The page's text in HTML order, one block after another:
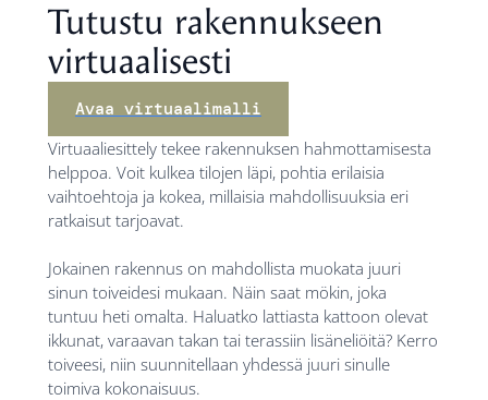
Tutustu rakennukseen
virtuaalisesti
Avaa virtuaalimalli
Virtuaaliesittely tekee rakennuksen hahmottamisesta
helppoa. Voit kulkea tilojen läpi, pohtia erilaisia
vaihtoehtoja ja kokea, millaisia mahdollisuuksia eri
ratkaisut tarjoavat.
Jokainen rakennus on mahdollista muokata juuri
sinun toiveidesi mukaan. Näin saat mökin, joka
tuntuu heti omalta. Haluatko lattiasta kattoon olevat
ikkunat, varaavan takan tai terassiin lisäneliöitä? Kerro
toiveesi, niin suunnitellaan yhdessä juuri sinulle
toimiva kokonaisuus.